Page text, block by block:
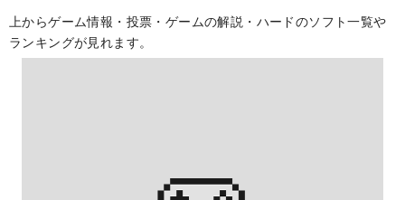
上からゲーム情報・投票・ゲームの解説・ハードのソフト一覧や
ランキングが見れます。